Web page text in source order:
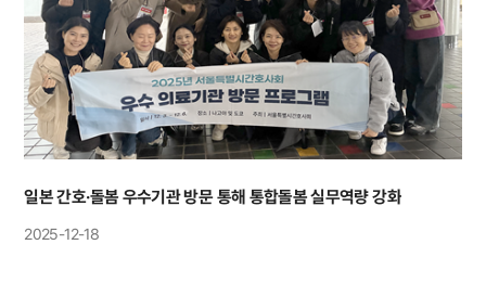
일본 간호·돌봄 우수기관 방문 통해 통합돌봄 실무역량 강화
2025-12-18